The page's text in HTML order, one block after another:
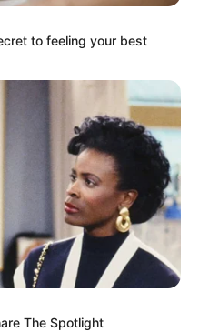
to feeling your best
The Spotlight